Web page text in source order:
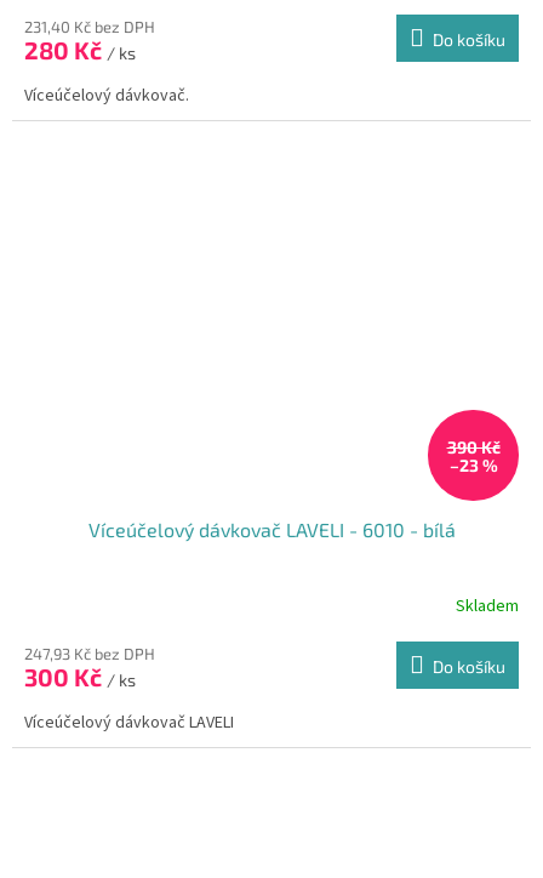
produktu
je
z
5
231,40 Kč bez DPH
280 Kč / ks
Do košíku
Víceúčelový dávkovač.
390 Kč
–23 %
Víceúčelový dávkovač LAVELI - 6010 - bílá
produktu
je
z
5
Skladem
247,93 Kč bez DPH
300 Kč / ks
Do košíku
Víceúčelový dávkovač LAVELI